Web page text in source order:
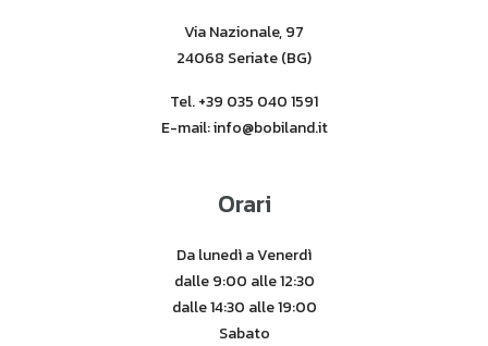
Via Nazionale, 97
24068 Seriate (BG)
Tel. +39 035 040 1591
E-mail: info@bobiland.it
Orari
Da lunedì a Venerdì
dalle 9:00 alle 12:30
dalle 14:30 alle 19:00
Sabato